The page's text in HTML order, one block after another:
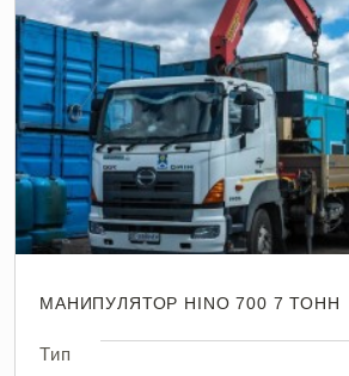
МАНИПУЛЯТОР HINO 700 7 ТОНН
Тип